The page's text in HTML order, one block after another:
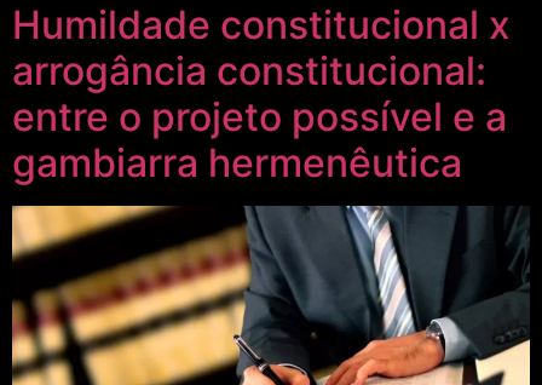
Humildade constitucional x
arrogância constitucional:
entre o projeto possível e a
gambiarra hermenêutica